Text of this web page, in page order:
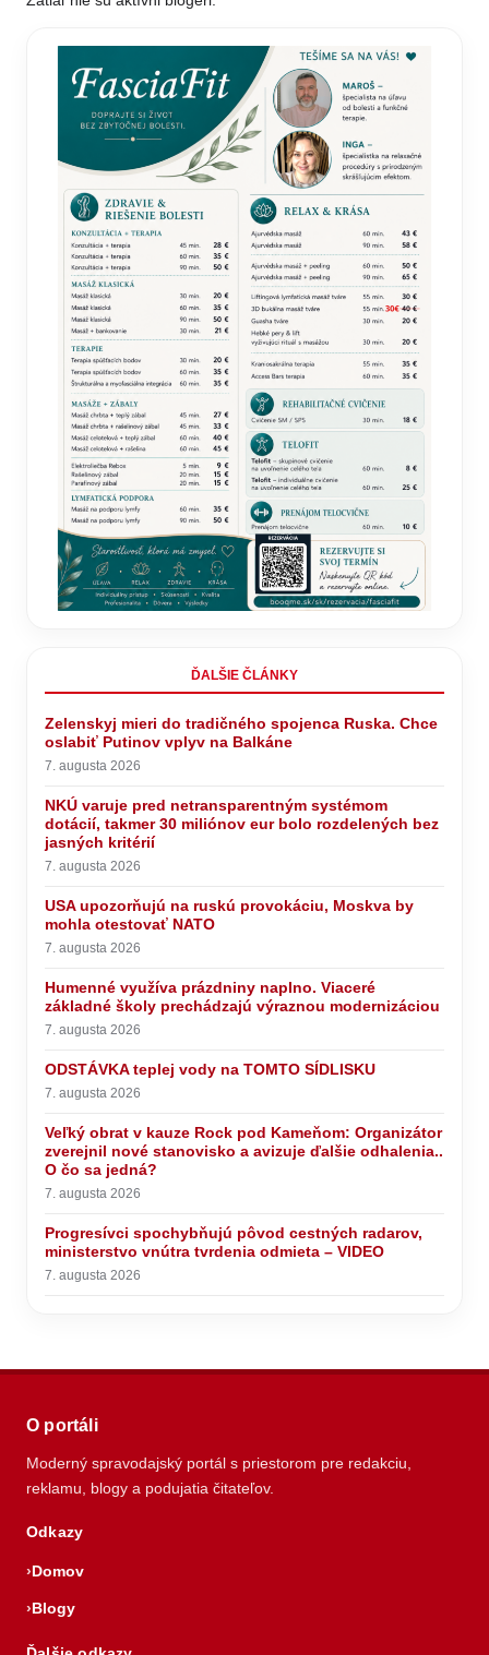
ĎALŠIE ČLÁNKY
Zelenskyj mieri do tradičného spojenca Ruska. Chce
oslabiť Putinov vplyv na Balkáne
7. augusta 2026
NKÚ varuje pred netransparentným systémom
dotácií, takmer 30 miliónov eur bolo rozdelených bez
jasných kritérií
7. augusta 2026
USA upozorňujú na ruskú provokáciu, Moskva by
mohla otestovať NATO
7. augusta 2026
Humenné využíva prázdniny naplno. Viaceré
základné školy prechádzajú výraznou modernizáciou
7. augusta 2026
ODSTÁVKA teplej vody na TOMTO SÍDLISKU
7. augusta 2026
Veľký obrat v kauze Rock pod Kameňom: Organizátor
zverejnil nové stanovisko a avizuje ďalšie odhalenia..
O čo sa jedná?
7. augusta 2026
Progresívci spochybňujú pôvod cestných radarov,
ministerstvo vnútra tvrdenia odmieta – VIDEO
7. augusta 2026
O portáli
Moderný spravodajský portál s priestorom pre redakciu,
reklamu, blogy a podujatia čitateľov.
Odkazy
Domov
Blogy